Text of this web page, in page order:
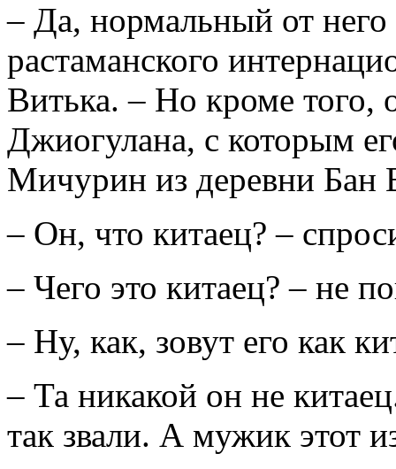
– Да, нормальный от
растаманского
Витька. – Но кроме того,
Джиогулана, с которым
Мичурин из деревни Бан
– Он, что китаец? –
– Чего это китаец? – не
– Ну, как, зовут его как
– Та никакой он не
так звали. А мужик этот